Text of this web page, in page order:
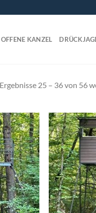
OFFENE KANZEL
Ergebnisse 25 – 36 von 56
Add to
wishlist